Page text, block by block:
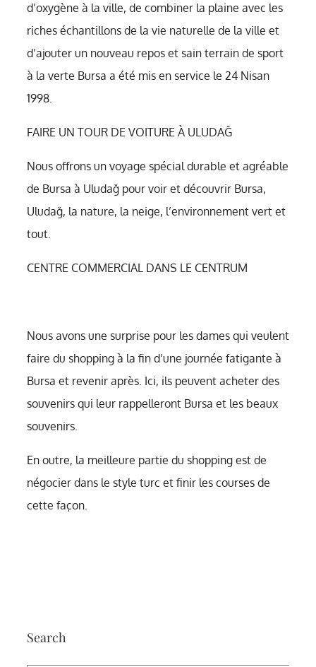
d’oxygène à la ville, de combiner la plaine avec les
riches échantillons de la vie naturelle de la ville et
d’ajouter un nouveau repos et sain terrain de sport
à la verte Bursa a été mis en service le 24 Nisan
1998.
FAIRE UN TOUR DE VOITURE À ULUDAĞ
Nous offrons un voyage spécial durable et agréable
de Bursa à Uludağ pour voir et découvrir Bursa,
Uludağ, la nature, la neige, l’environnement vert et
tout.
CENTRE COMMERCIAL DANS LE CENTRUM
Nous avons une surprise pour les dames qui veulent
faire du shopping à la fin d’une journée fatigante à
Bursa et revenir après. Ici, ils peuvent acheter des
souvenirs qui leur rappelleront Bursa et les beaux
souvenirs.
En outre, la meilleure partie du shopping est de
négocier dans le style turc et finir les courses de
cette façon.
Search